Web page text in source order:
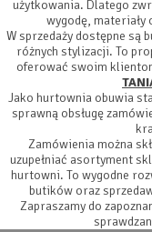
użytkowania. Dlatego
wygodę,
W sprzedaży dostępne są
różnych stylizacji. To
oferować swoim
Jako hurtownia obuwia
sprawną obsługę
Zamówienia można
uzupełniać asortyment
hurtowni. To wygodne
butików oraz
Zapraszamy do